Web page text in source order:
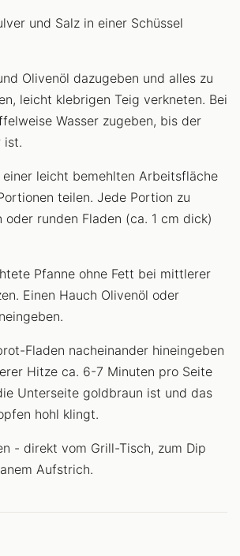
und Salz in einer Schüssel
Olivenöl dazugeben und alles zu
leicht klebrigen Teig verkneten. Bei
Wasser zugeben, bis der
ist.
einer leicht bemehlten Arbeitsfläche
teilen. Jede Portion zu
oder runden Fladen (ca. 1 cm dick)
Pfanne ohne Fett bei mittlerer
Einen Hauch Olivenöl oder
Fladen nacheinander hineingeben
Hitze ca. 6-7 Minuten pro Seite
Unterseite goldbraun ist und das
hohl klingt.
- direkt vom Grill-Tisch, zum Dip
Aufstrich.